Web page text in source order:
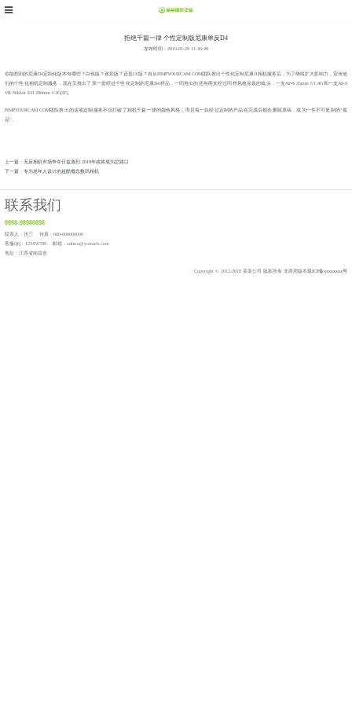
拒绝千篇一律 个性定制版尼康单反D4
发布时间：2019-01-29 11:36:49
你能想到的尼康D4定制化版本有哪些？白色版？迷彩版？还是LV版？自从PIMPYOURCAM.COM团队推出个性化定制尼康J1相机服务后，为了继续扩大影响力，宣传他
们的个性化相机定制服务，现在又推出了第一套经过个性化定制的尼康D4样品，一同推出的还有两支经过同样风格涂装的镜头，一支AF-S 35mm f/1.4G和一支AF-S
VR Nikkor ED 200mm f/2G(IF)。
PIMPYOURCAM.COM团队推出的这项定制服务不仅打破了相机千篇一律的颜色风格，而且每一款经过定制的产品在完成后都会删除原稿，成为一件不可复制的“孤
品”。
上一篇：无反相机市场争夺日益激烈 2019年或将成为岔路口
下一篇：专为老年人设计的超酷概念数码相机
联系我们
0898-08980898
联系人：张三 传真：000-000000000
客服QQ：123456789 邮箱：admin@youweb.com
地址：江西省南昌市
Copyright © 2012-2018 某某公司 版权所有 非商用版本琼ICP备xxxxxxxx号